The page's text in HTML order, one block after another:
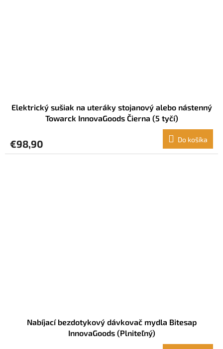
Elektrický sušiak na uteráky stojanový alebo nástenný
Towarck InnovaGoods Čierna (5 tyčí)
€98,90 Do košíka
Nabíjací bezdotykový dávkovač mydla Bitesap
InnovaGoods (Plniteľný)